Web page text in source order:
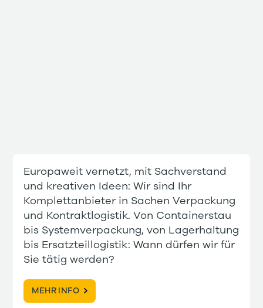
Europaweit vernetzt, mit Sachverstand
und kreativen Ideen: Wir sind Ihr
Komplettanbieter in Sachen Verpackung
und Kontraktlogistik. Von Containerstau
bis Systemverpackung, von Lagerhaltung
bis Ersatzteillogistik: Wann dürfen wir für
Sie tätig werden?
MEHR INFO